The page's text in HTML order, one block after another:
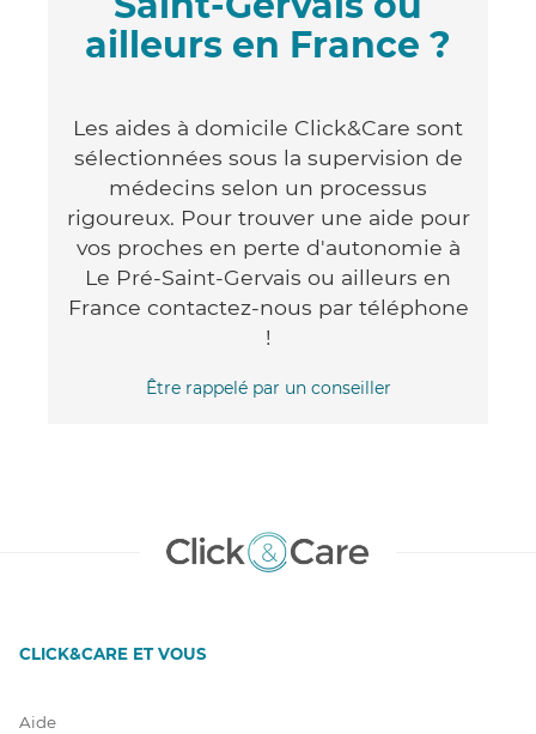
ailleurs en France ?
Les aides à domicile Click&Care sont
sélectionnées sous la supervision de
médecins selon un processus
rigoureux. Pour trouver une aide pour
vos proches en perte d'autonomie à
Le Pré-Saint-Gervais ou ailleurs en
France contactez-nous par téléphone
!
Être rappelé par un conseiller
CLICK&CARE ET VOUS
Aide